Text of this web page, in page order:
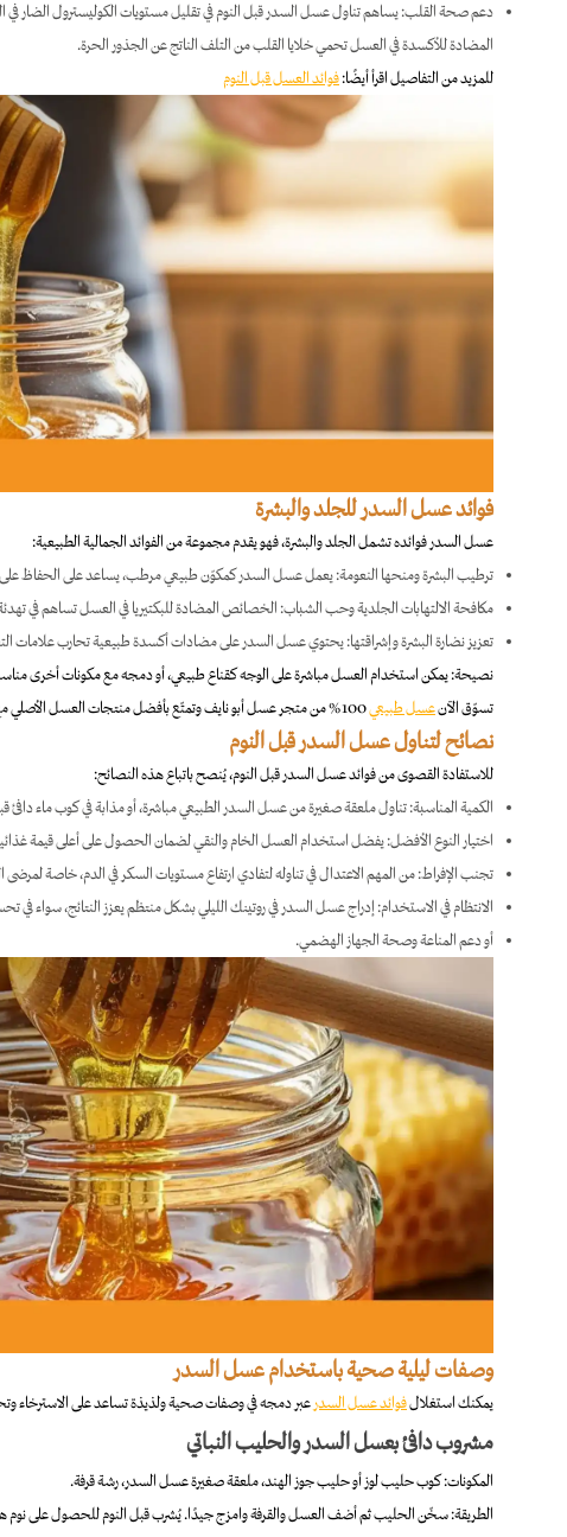
دعم صحة القلب: يساهم تناول عسل السدر قبل النوم في تقليل مستويات الكوليسترول الضار في
المضادة للأكسدة في العسل تحمي خلايا القلب من التلف الناتج عن الجذور الحرة.
للمزيد من التفاصيل اقرأ أيضًا:فوائد العسل قبل النوم
فوائد عسل السدر للجلد والبشرة
عسل السدر فوائده تشمل الجلد والبشرة، فهو يقدم مجموعة من الفوائد الجمالية الطبيعية:
ترطيب البشرة ومنحها النعومة: يعمل عسل السدر كمكوّن طبيعي مرطب، يساعد على الحفاظ على
مكافحة الالتهابات الجلدية وحب الشباب: الخصائص المضادة للبكتيريا في العسل تساهم في
تعزيز نضارة البشرة وإشراقتها: يحتوي عسل السدر على مضادات أكسدة طبيعية تحارب علامات
نصيحة: يمكن استخدام العسل مباشرة على الوجه كقناع طبيعي، أو دمجه مع مكونات أخرى
تسوّق الآنعسل طبيعي
نصائح لتناول عسل السدر قبل النوم
للاستفادة القصوى من فوائد عسل السدر قبل النوم​، يُنصح باتباع هذه النصائح:
الكمية المناسبة: تناول ملعقة صغيرة من عسل السدر الطبيعي مباشرة، أو مذابة في كوب ماء
اختيار النوع الأفضل: يفضل استخدام العسل الخام والنقي لضمان الحصول على أعلى قيمة
تجنب الإفراط: من المهم الاعتدال في تناوله لتفادي ارتفاع مستويات السكر في الدم، خاصة
الانتظام في الاستخدام: إدراج عسل السدر في روتينك الليلي بشكل منتظم يعزز النتائج، سواء في
أو دعم المناعة وصحة الجهاز الهضمي.
وصفات ليلية صحية باستخدام عسل السدر
يمكنك استغلالفوائد عسل السدر عبر دمجه في وصفات صحية ولذيذة تساعد على الاسترخاء
مشروب دافئ بعسل السدر والحليب النباتي
المكونات: كوب حليب لوز أو حليب جوز الهند، ملعقة صغيرة عسل السدر، رشة قرفة.
الطريقة: سخّن الحليب ثم أضف العسل والقرفة وامزج جيدًا. يُشرب قبل النوم للحصول على نوم